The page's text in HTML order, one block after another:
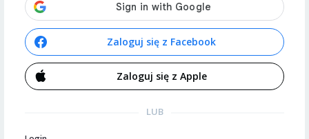
Zaloguj się z Facebook
Zaloguj się z Apple
LUB